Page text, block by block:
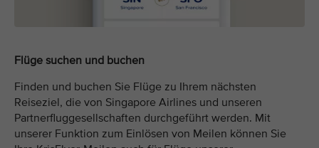
Flüge suchen und buchen
Finden und buchen Sie Flüge zu Ihrem nächsten
Reiseziel, die von Singapore Airlines und unseren
Partnerfluggesellschaften durchgeführt werden. Mit
unserer Funktion zum Einlösen von Meilen können Sie